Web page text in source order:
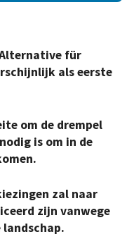
für
als eerste
om de drempel
is om in de
zal naar
zijn vanwege